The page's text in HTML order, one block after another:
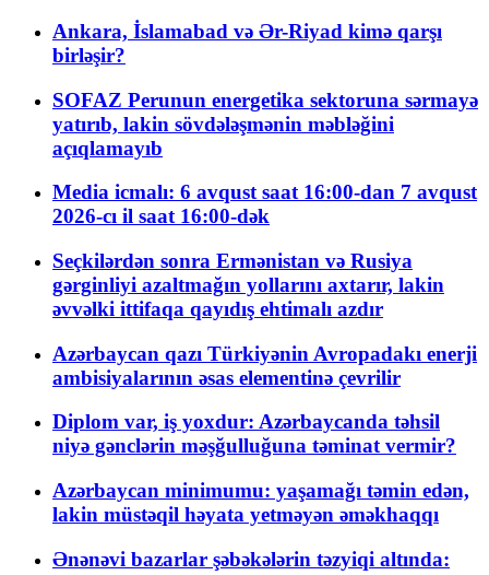
Ankara, İslamabad və Ər-Riyad kimə qarşı
birləşir?
SOFAZ Perunun energetika sektoruna sərmayə
yatırıb, lakin sövdələşmənin məbləğini
açıqlamayıb
Media icmalı: 6 avqust saat 16:00-dan 7 avqust
2026-cı il saat 16:00-dək
Seçkilərdən sonra Ermənistan və Rusiya
gərginliyi azaltmağın yollarını axtarır, lakin
əvvəlki ittifaqa qayıdış ehtimalı azdır
Azərbaycan qazı Türkiyənin Avropadakı enerji
ambisiyalarının əsas elementinə çevrilir
Diplom var, iş yoxdur: Azərbaycanda təhsil
niyə gənclərin məşğulluğuna təminat vermir?
Azərbaycan minimumu: yaşamağı təmin edən,
lakin müstəqil həyata yetməyən əməkhaqqı
Ənənəvi bazarlar şəbəkələrin təzyiqi altında: